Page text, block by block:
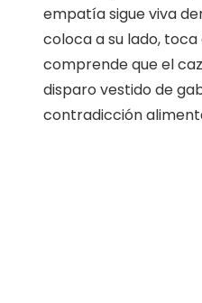
empatía sigue viva
coloca a su lado,
comprende que el
disparo vestido de
contradicción